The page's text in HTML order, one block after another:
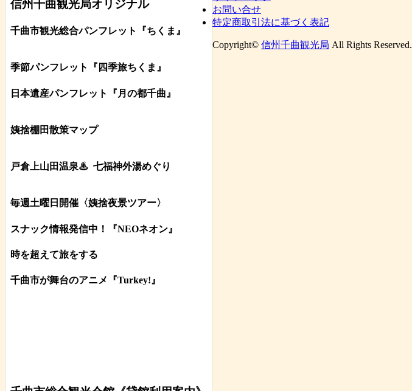
信州千曲観光局オリジナル
千曲市観光総合パンフレット 『ちくま 』
季節パンフレット『四季旅ちくま』
日本遺産パンフレット 『月の都千曲 』
姨捨棚田散策マップ
戸倉上山田温泉♨ 七福神外湯めぐり
毎週土曜日開催〈姨捨夜景ツアー〉
スナック情報発信中！『NEOネオン』
時を超えて旅をする
千曲市が舞台のアニメ『Turkey!』
お問い合せ
特定商取引法に基づく表記
Copyright© 信州千曲観光局 All Rights Reserved.